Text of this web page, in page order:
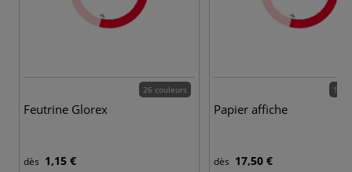
26 couleurs
Feutrine Glorex
dès 1,15 €
13
Papier affiche
dès 17,50 €